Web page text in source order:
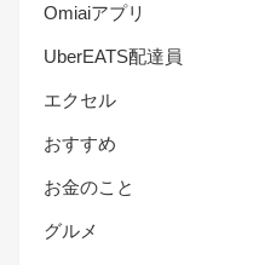
Omiaiアプリ
UberEATS配達員
エクセル
おすすめ
お金のこと
グルメ